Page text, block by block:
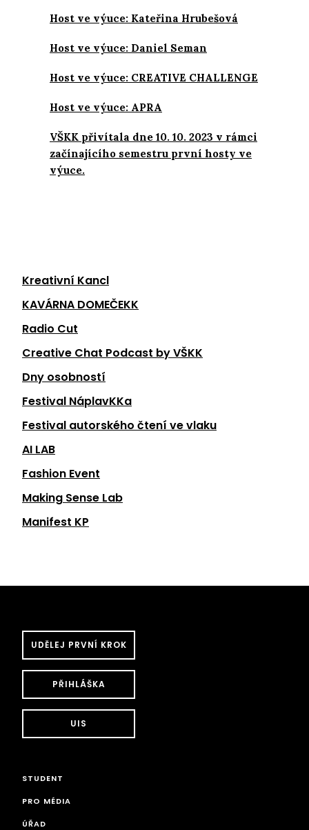
Host ve výuce: Kateřina Hrubešová
Host ve výuce: Daniel Seman
Host ve výuce: CREATIVE CHALLENGE
Host ve výuce: APRA
VŠKK přivítala dne 10. 10. 2023 v rámci
začínajícího semestru první hosty ve
výuce.
Kreativní Kancl
KAVÁRNA DOMEČEKK
Radio Cut
Creative Chat Podcast by VŠKK
Dny osobností
Festival NáplavKKa
Festival autorského čtení ve vlaku
AI LAB
Fashion Event
Making Sense Lab
Manifest KP
UDĚLEJ PRVNÍ KROK
PŘIHLÁŠKA
UIS
STUDENT
PRO MÉDIA
ÚŘAD